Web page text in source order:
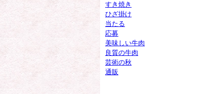
すき焼き
ひざ掛け
当たる
応募
美味しい牛肉
良質の牛肉
芸術の秋
通販